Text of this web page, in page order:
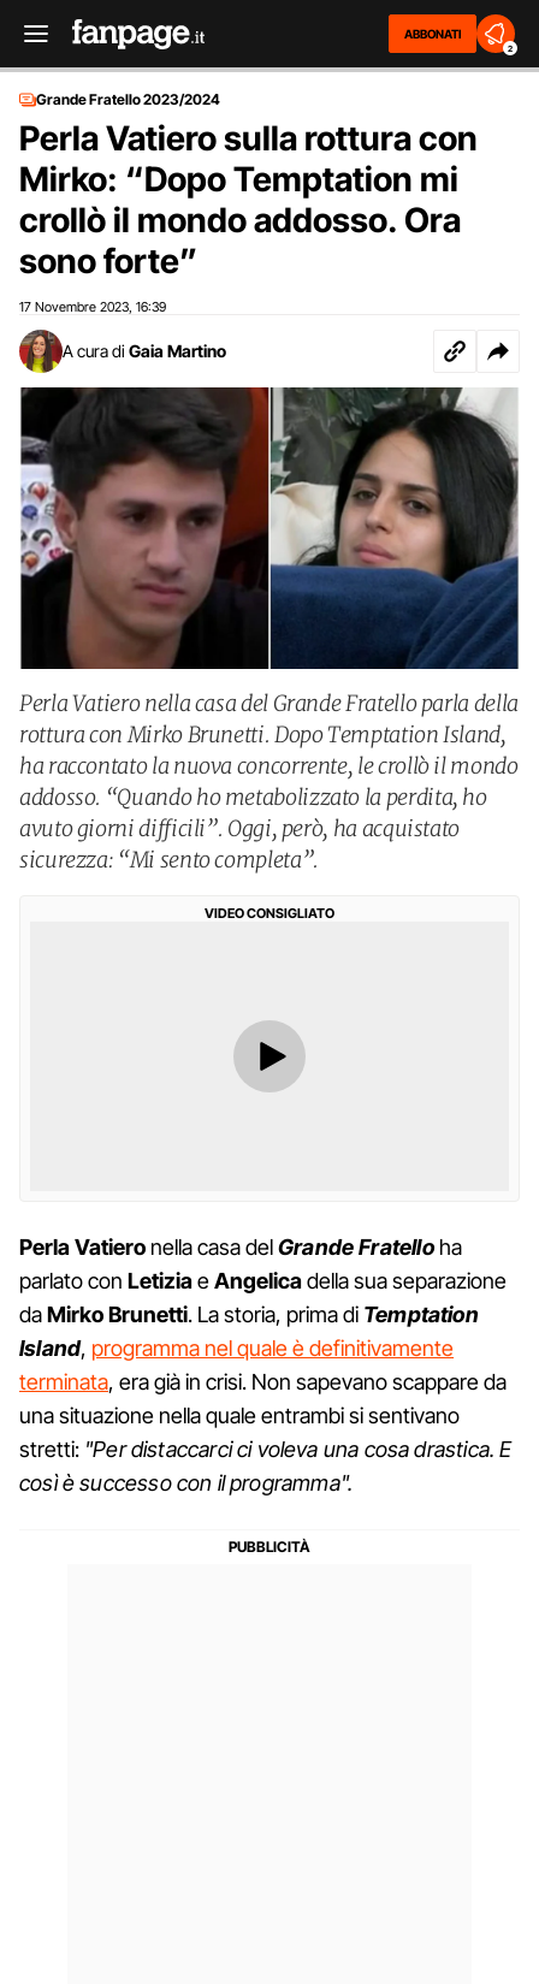
ABBONATI
2
Grande Fratello 2023/2024
Perla Vatiero sulla rottura con
Mirko: “Dopo Temptation mi
crollò il mondo addosso. Ora
sono forte”
17 Novembre 2023 16:39
A cura di Gaia Martino
Perla Vatiero nella casa del Grande Fratello parla della
rottura con Mirko Brunetti. Dopo Temptation Island,
ha raccontato la nuova concorrente, le crollò il mondo
addosso. “Quando ho metabolizzato la perdita, ho
avuto giorni difficili”. Oggi, però, ha acquistato
sicurezza: “Mi sento completa”.
VIDEO CONSIGLIATO
PerlaVatiero nella casa delGrande Fratelloha
parlato con LetiziaeAngelicadella sua separazione
daMirko Brunetti. La storia, prima di Temptation
Island, programma nel quale è definitivamente
terminata, era già in crisi. Non sapevano scappare da
una situazione nella quale entrambi si sentivano
stretti: "Per distaccarci ci voleva una cosa drastica. E
così è successo con il programma".